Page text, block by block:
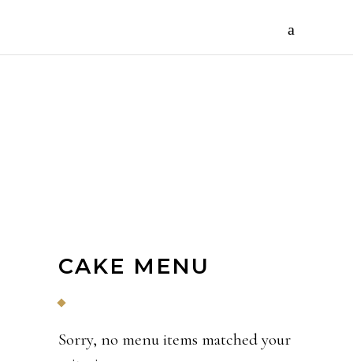
CAKE MENU
Sorry, no menu items matched your